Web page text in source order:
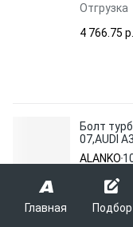
Главная Подбор
Отгрузка
4 766.75 p.
Болт
07,AUDI
ALANKO
ALANKO
Болт